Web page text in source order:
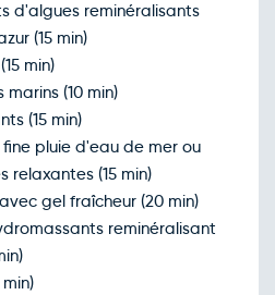
d'algues reminéralisants
(15 min)
min)
(10 min)
(15 min)
pluie d'eau de mer ou
relaxantes (15 min)
gel fraîcheur (20 min)
reminéralisant